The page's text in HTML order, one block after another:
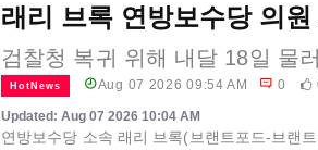
래리 브록 연방보수당 의원
검찰청 복귀 위해 내달 18일 물
HotNews Aug 07 2026 09:54 AM 0
Updated: Aug 07 2026 10:04 AM
연방보수당 소속 래리 브록(브랜트포드-브랜